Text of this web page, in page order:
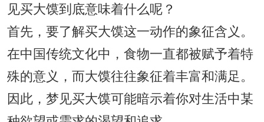
见买大馍到底意味着什么呢？
首先，要了解买大馍这一动作的象征含义。
在中国传统文化中，食物一直都被赋予着特
殊的意义，而大馍往往象征着丰富和满足。
因此，梦见买大馍可能暗示着你对生活中某